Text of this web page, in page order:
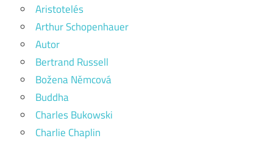
Aristotelés
Arthur Schopenhauer
Autor
Bertrand Russell
Božena Němcová
Buddha
Charles Bukowski
Charlie Chaplin